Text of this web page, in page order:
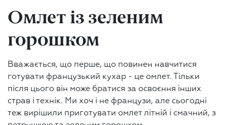
Омлет із зеленим
горошком
Вважається, що перше, що повинен навчитися
готувати французький кухар - це омлет. Тільки
після цього він може братися за освоєння інших
страв і технік. Ми хоч і не французи, але сьогодні
теж вирішили приготувати омлет літній і смачний, з